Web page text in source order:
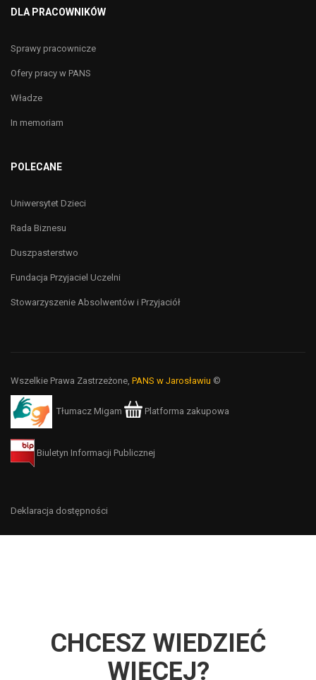
DLA PRACOWNIKÓW
Sprawy pracownicze
Ofery pracy w PANS
Władze
In memoriam
POLECANE
Uniwersytet Dzieci
Rada Biznesu
Duszpasterstwo
Fundacja Przyjaciel Uczelni
Stowarzyszenie Absolwentów i Przyjaciół
Wszelkie Prawa Zastrzeżone, PANS w Jarosławiu ©
Tłumacz Migam Platforma zakupowa
Biuletyn Informacji Publicznej
Deklaracja dostępności
CHCESZ WIEDZIEĆ
WIĘCEJ?